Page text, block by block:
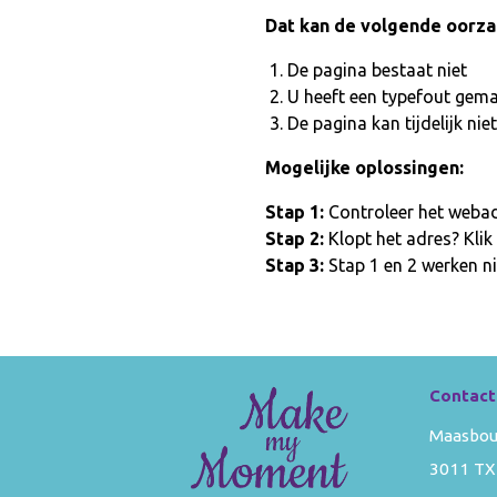
Dat kan de volgende
De pagina bestaat niet
U heeft een typefout
De pagina kan tijdelijk
Mogelijke oplossingen:
Stap 1:Controleer het
Stap 2:Klopt het adres?
Stap 3:Stap 1 en 2 werken
Contact
3011